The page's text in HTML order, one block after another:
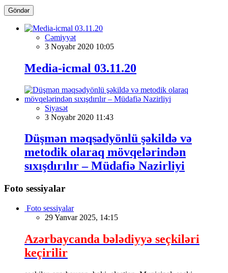
Göndər
Cəmiyyət
3 Noyabr 2020 10:05
Media-icmal 03.11.20
Siyasət
3 Noyabr 2020 11:43
Düşmən məqsədyönlü şəkildə və
metodik olaraq mövqelərindən
sıxışdırılır – Müdafiə Nazirliyi
Foto sessiyalar
Foto sessiyalar
29 Yanvar 2025, 14:15
Azərbaycanda bələdiyyə seçkiləri
keçirilir